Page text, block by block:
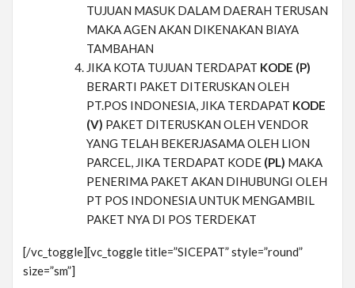
TUJUAN MASUK DALAM DAERAH TERUSAN
MAKA AGEN AKAN DIKENAKAN BIAYA
TAMBAHAN
JIKA KOTA TUJUAN TERDAPAT KODE (P)
BERARTI PAKET DITERUSKAN OLEH
PT.POS INDONESIA, JIKA TERDAPAT KODE
(V) PAKET DITERUSKAN OLEH VENDOR
YANG TELAH BEKERJASAMA OLEH LION
PARCEL, JIKA TERDAPAT KODE (PL) MAKA
PENERIMA PAKET AKAN DIHUBUNGI OLEH
PT POS INDONESIA UNTUK MENGAMBIL
PAKET NYA DI POS TERDEKAT
[/vc_toggle][vc_toggle title=”SICEPAT” style=”round”
size=”sm”]